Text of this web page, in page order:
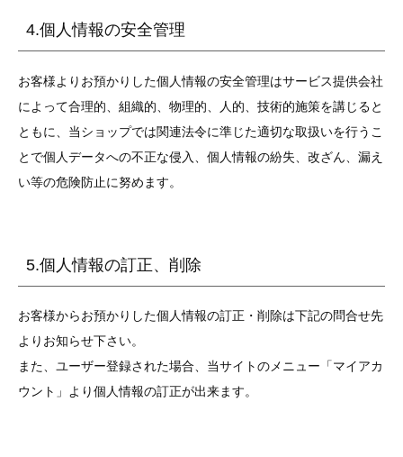
4.個人情報の安全管理
お客様よりお預かりした個人情報の安全管理はサービス提供会社
によって合理的、組織的、物理的、人的、技術的施策を講じると
ともに、当ショップでは関連法令に準じた適切な取扱いを行うこ
とで個人データへの不正な侵入、個人情報の紛失、改ざん、漏え
い等の危険防止に努めます。
5.個人情報の訂正、削除
お客様からお預かりした個人情報の訂正・削除は下記の問合せ先
よりお知らせ下さい。
また、ユーザー登録された場合、当サイトのメニュー「マイアカ
ウント」より個人情報の訂正が出来ます。